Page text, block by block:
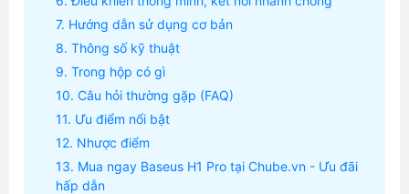
Hướng dẫn sử dụng cơ bản
Thông số kỹ thuật
Trong hộp có gì
Câu hỏi thường gặp (FAQ)
Ưu điểm nổi bật
Nhược điểm
Mua ngay Baseus H1 Pro tại Chube.vn - Ưu đãi
hấp dẫn